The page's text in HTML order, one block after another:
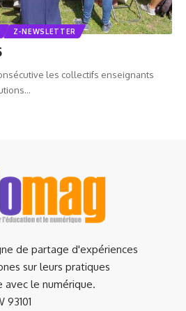
Z-NEWSLETTER
les collectifs enseignants
de partage d'expériences
sur leurs pratiques
avec le numérique.
93101